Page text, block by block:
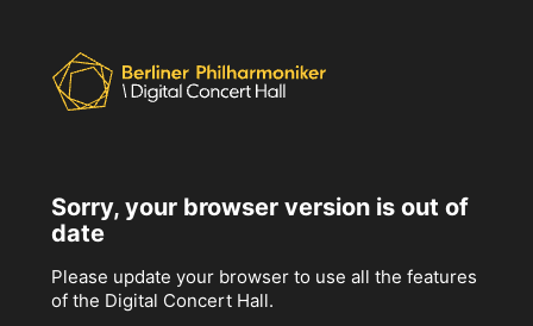
Sorry, your browser version is out of
date
Please update your browser to use all the features
of the Digital Concert Hall.